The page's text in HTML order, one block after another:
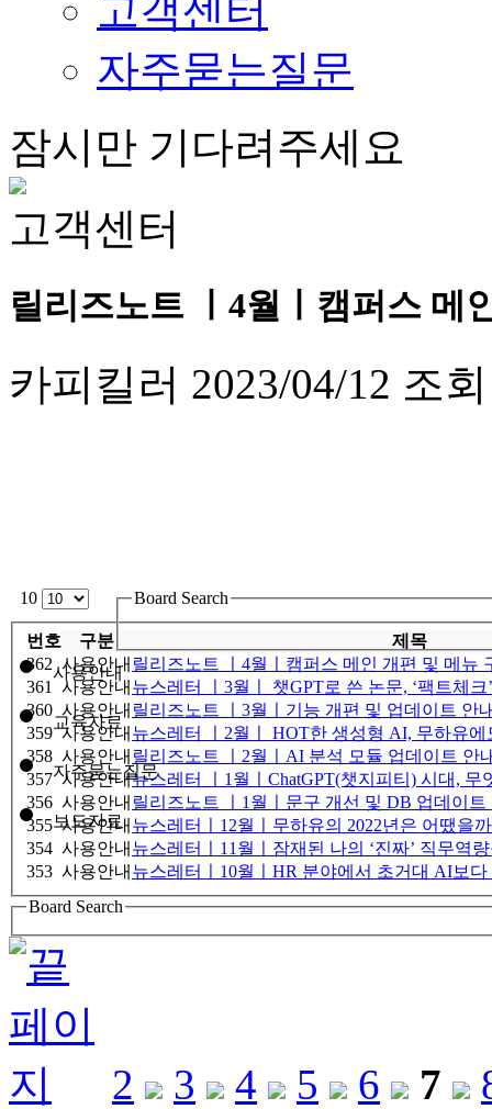
고객센터
자주묻는질문
잠시만 기다려주세요
고객센터
릴리즈노트 ㅣ4월ㅣ캠퍼스 메
카피킬러 2023/04/12 조
10
사용안내
교육자료
자주묻는질문
보도자료
Board Search
번호 구분
제목
362 사용안내 릴리즈노트 ㅣ4월ㅣ캠퍼스 메인 개편 및 메뉴
361
사용안내 뉴스레터 ㅣ3월ㅣ 챗GPT로 쓴 논문, ‘팩트체크
360 사용안내 릴리즈노트 ㅣ3월ㅣ기능 개편 및 업데이트 안
359 사용안내 뉴스레터 ㅣ2월ㅣ HOT한 생성형 AI, 무하유에
358 사용안내 릴리즈노트 ㅣ2월ㅣAI 분석 모듈 업데이트 안
357 사용안내뉴스레터 ㅣ1월ㅣChatGPT(챗지피티) 시대, 무
356 사용안내 릴리즈노트 ㅣ1월ㅣ문구 개선 및 DB 업데이트
355 사용안내 뉴스레터ㅣ12월ㅣ무하유의 2022년은 어땠을
354 사용안내 뉴스레터ㅣ11월ㅣ잠재된 나의 ‘진짜’ 직무역
353 사용안내 뉴스레터ㅣ10월ㅣHR 분야에서 초거대 AI보
Board Search
2 3 4 5 6 7